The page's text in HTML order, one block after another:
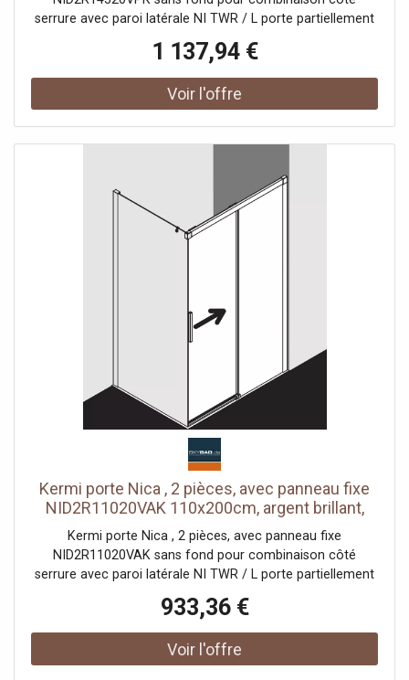
serrure avec paroi latérale NI TWR / L porte partiellement
ouverture d'un côté avec un champ fixe Vitrage avec
verre de sécurité trempé 6 mm selon DIN EN 12150 en
option avec revêtement facile d'entretien Profils en
aluminium anodisé Poignées métalliques Possibilité de
et de fermeture en douceur peut être pivoté vers
l'intérieur pour le Reinigung rouleaux de roulement à billes
joint en bande continue et profils d'étanchéité bande
d'étanchéité horizontale avec effet de rebond de l'eau
avec matériel de fixation testé selon DIN EN 14428 (CE) et
PPP 53005 (TÜV / GS)
1 137,94 €
Kermi porte Nica , 2 pièces, avec panneau fixe
NID2R11020VAK 110x200cm, argent brillant,
verre de sécurité trempé, à droite, sur receveur
de douche
Kermi porte Nica , 2 pièces, avec panneau fixe
NID2R11020VAK sans fond pour combinaison côté
serrure avec paroi latérale NI TWR / L porte partiellement
ouverture d'un côté avec un champ fixe Vitrage avec
verre de sécurité trempé 6 mm selon DIN EN 12150 en
option avec revêtement facile d'entretien Profils en
aluminium anodisé Poignées métalliques Possibilité de
933,36 €